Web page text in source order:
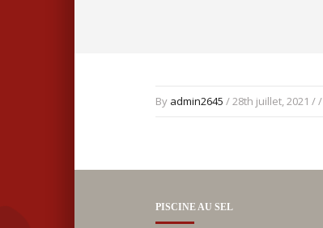
By admin2645 / 28th juillet, 2021 / /
PISCINE AU SEL